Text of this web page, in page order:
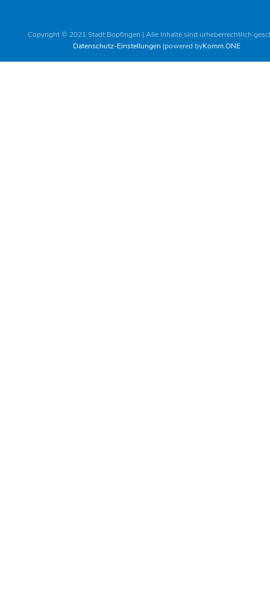
Copyright © 2021 Stadt Bopfingen | Alle Inhalte sind urheberrechtlich
Datenschutz-Einstellungen powered byKomm.ONE